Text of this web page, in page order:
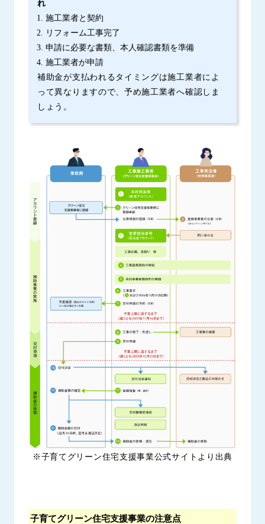
れ
施工業者と契約
リフォーム工事完了
申請に必要な書類、本人確認書類を準備
施工業者が申請
補助金が支払われるタイミングは施工業者によ
って異なりますので、予め施工業者へ確認しま
しょう。
※子育てグリーン住宅支援事業公式サイトより出典
子育てグリーン住宅支援事業の注意点